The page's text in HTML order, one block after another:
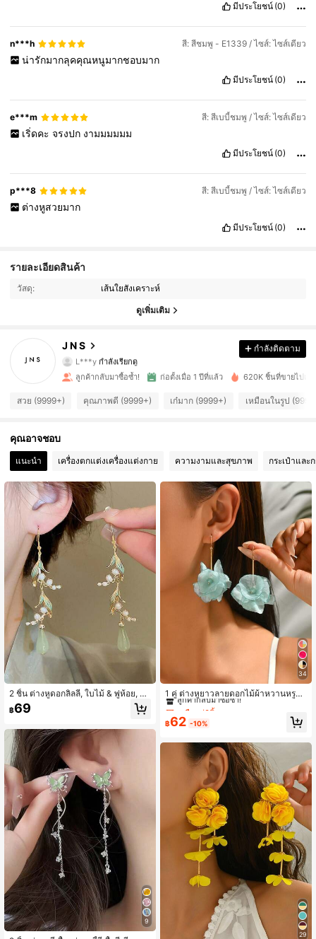
มีประโยชน์ (0)
n***h สี: สีชมพู - E1339 / ไซส์: ไซส์เดียว
น่ารักมากลุคคุณหนูมากชอบมาก
มีประโยชน์ (0)
e***m สี: สีเบบี้ชมพู / ไซส์: ไซส์เดียว
เริ่ดคะ จรงปก งามมมมมม
มีประโยชน์ (0)
p***8 สี: สีเบบี้ชมพู / ไซส์: ไซส์เดียว
ต่างหูสวยมาก
มีประโยชน์ (0)
รายละเอียดสินค้า
วัสดุ: เส้นใยสังเคราะห์
ดูเพิ่มเติม
J N S
4.92
4.92
L***y กำลังเรียกดู
4.92
19K ผู้ติดตาม
4.92 19K ผู้ติดตาม
4.92
4.92 19K ผู้ติดตาม
19K ผู้ติดตาม
19K ผู้ติดตาม
กำลังติดตาม
ลูกค้ากลับมาซื้อซ้ำ! ก่อตั้งเมื่อ 1 ปีที่แล้ว 620K ชิ้นที่ขายไปเมื่
สวย (9999+) คุณภาพดี (9999+) เก๋มาก (9999+) เหมือนในรูป
คุณอาจชอบ
แนะนำ เครื่องตกแต่งเครื่องแต่งกาย ความงามและสุขภาพ กระเป๋าและ
2 ชิ้น ต่างหูดอกลิลลี่, ใบไม้ & พู่ห้อย, หว
าน & ทันสมัยสำหรับผู้หญิง, เหมาะสำห
รับใส่ในชีวิตประจำวัน, วันหยุด, ปาร์ตี้,
฿69
9
34
1 คู่ ต่างหูยาวลายดอกไม้ผ้าหวานหรูหร
าสำหรับผู้หญิง เหมาะสำหรับใส่ในชีวิต
ประจำวัน (สีลูกปัดสุ่ม)
เหลือแค่6ชิ้น
ลูกค้ากลับมาซื้อซ้ำ!
เหลือแค่6ชิ้น
ลูกค้ากลับมาซื้อซ้ำ!
เหลือแค่6ชิ้น
ลูกค้ากลับมาซื้อซ้ำ!
เหลือแค่6ชิ้น
ลูกค้ากลับมาซื้อซ้ำ!
฿62 -10%
29